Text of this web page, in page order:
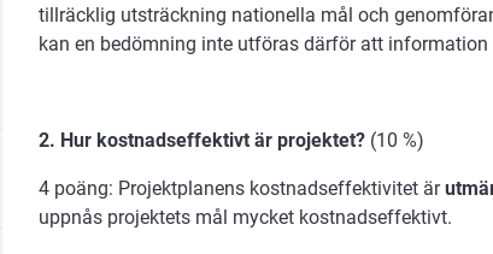
tillräcklig utsträckning nationella mål och
kan en bedömning inte utföras därför att information
2. Hur kostnadseffektivt är projektet? (10 %)
4 poäng: Projektplanens kostnadseffektivitet är
uppnås projektets mål mycket kostnadseffektivt.